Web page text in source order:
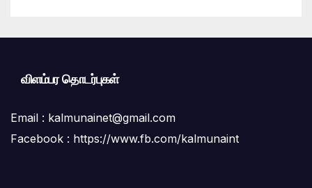
விளம்பர தொடர்புகள்
Email : kalmunainet@gmail.com
Facebook : https://www.fb.com/kalmunaint